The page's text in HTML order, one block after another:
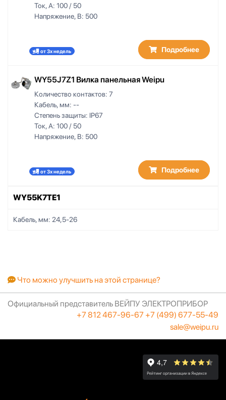
Ток, А: 100 / 50
Напряжение, В: 500
от 3х недель Подробнее
WY55J7Z1 Вилка панельная Weipu
Количество контактов: 7
Кабель, мм: --
Степень защиты: IP67
Ток, А: 100 / 50
Напряжение, В: 500
от 3х недель Подробнее
WY55K7TE1
Кабель, мм: 24,5-26
Что можно улучшить на этой странице?
Официальный представитель ВЕЙПУ ЭЛЕКТРОПРИБОР
+7 812 467-96-67 +7 (499) 677-55-49
sale@weipu.ru